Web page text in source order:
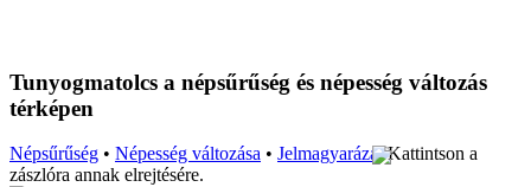
Tunyogmatolcs a népsűrűség és népesség változás
térképen
Népsűrűség • Népesség változása • JelmagyarázatKattintson a
zászlóra annak elrejtésére.